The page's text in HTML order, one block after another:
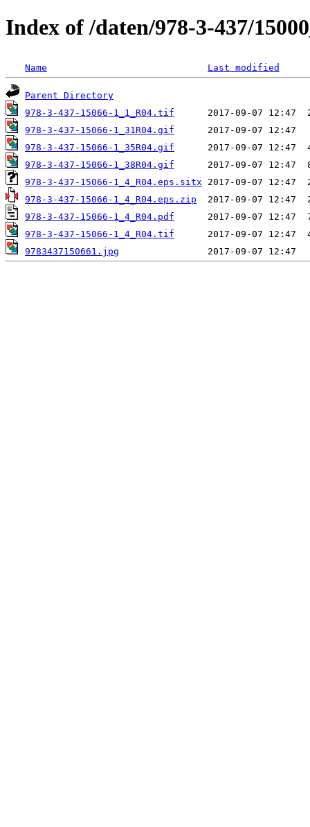
Index of /daten/978-3-437/
Name Last modified
Parent Directory
978-3-437-15066-1_1_R04.tif
978-3-437-15066-1_31R04.gif
978-3-437-15066-1_35R04.gif
978-3-437-15066-1_38R04.gif
978-3-437-15066-1_4_R04.eps.sitx
978-3-437-15066-1_4_R04.eps.zip
978-3-437-15066-1_4_R04.pdf
978-3-437-15066-1_4_R04.tif
9783437150661.jpg